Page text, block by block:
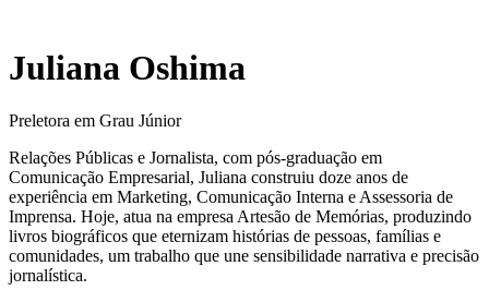
Juliana Oshima
Preletora em Grau Júnior
Relações Públicas e Jornalista, com pós-graduação em
Comunicação Empresarial, Juliana construiu doze anos de
experiência em Marketing, Comunicação Interna e Assessoria de
Imprensa. Hoje, atua na empresa Artesão de Memórias, produzindo
livros biográficos que eternizam histórias de pessoas, famílias e
comunidades, um trabalho que une sensibilidade narrativa e precisão
jornalística.